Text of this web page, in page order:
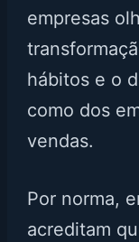
empresas
hábitos e o
como dos
vendas.
Por norma,
acreditam